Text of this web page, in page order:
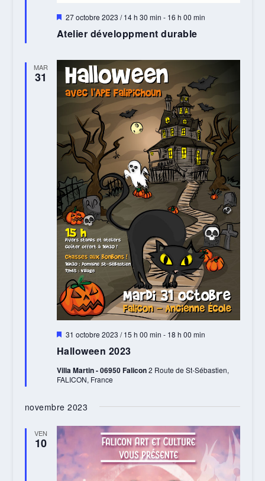
Atelier développment durable
Mis
avant
27 octobre 2023 / 14 h 30 min - 16 h 00 min
MAR
31
Halloween 2023
Mis
avant
31 octobre 2023 / 15 h 00 min - 18 h 00 min
Villa Martin - 06950 Falicon2 Route de St-Sébastien,
FALICON, France
novembre 2023
VEN
10